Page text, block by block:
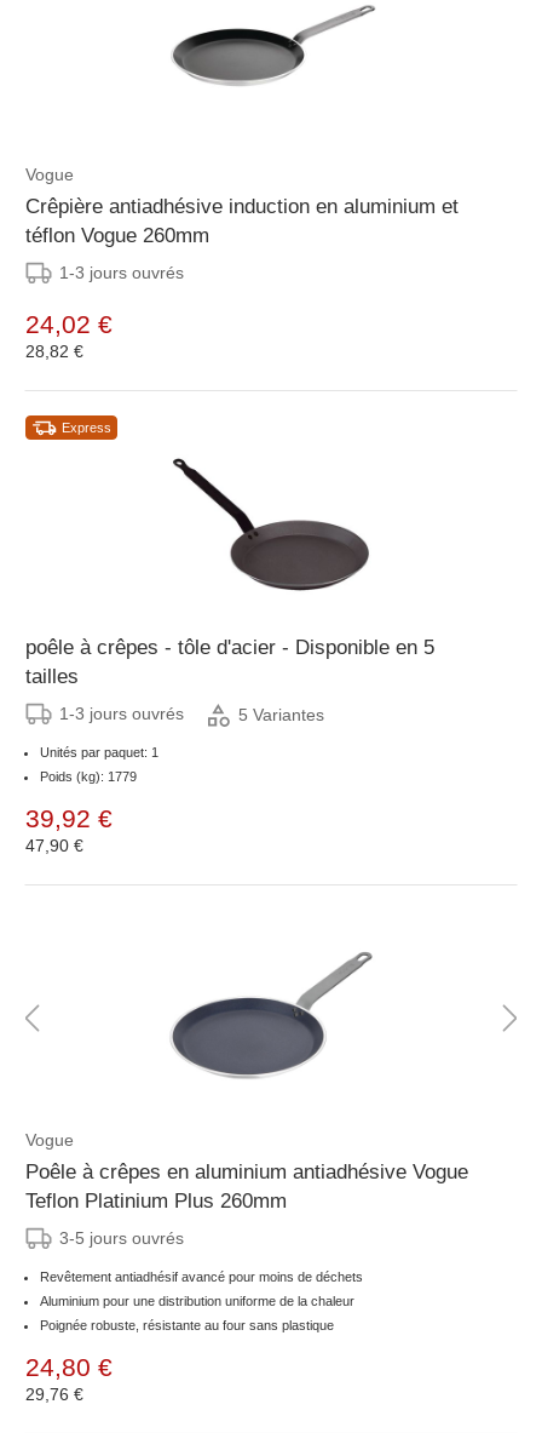
Vogue
Crêpière antiadhésive induction en aluminium et
téflon Vogue 260mm
1-3 jours ouvrés
24,02 €
28,82 €
Express
poêle à crêpes - tôle d'acier - Disponible en 5
tailles
1-3 jours ouvrés 5 Variantes
Unités par paquet: 1
Poids (kg): 1779
39,92 €
47,90 €
Vogue
Poêle à crêpes en aluminium antiadhésive Vogue
Teflon Platinium Plus 260mm
3-5 jours ouvrés
Revêtement antiadhésif avancé pour moins de déchets
Aluminium pour une distribution uniforme de la chaleur
Poignée robuste, résistante au four sans plastique
24,80 €
29,76 €